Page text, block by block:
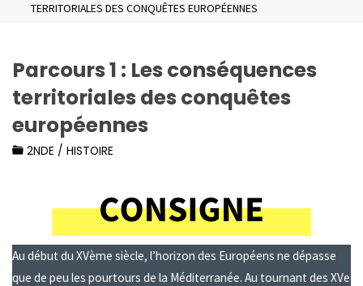
TERRITORIALES DES CONQUÊTES EUROPÉENNES
Parcours 1 : Les conséquences
territoriales des conquêtes
européennes
2NDE / HISTOIRE
Au début du XVème siècle, l’horizon des Européens ne dépasse
que de peu les pourtours de la Méditerranée. Au tournant des XVe